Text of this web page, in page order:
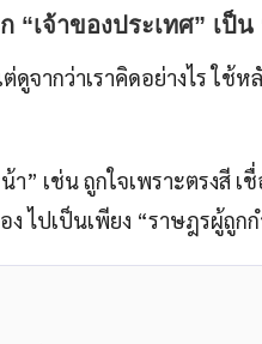
เจ้าของประเทศ” เป็น
จากว่าเราคิดอย่างไร ใช้
” เช่น ถูกใจเพราะตรงสี เชื่
ง ไปเป็นเพียง “ราษฎรผู้ถูก